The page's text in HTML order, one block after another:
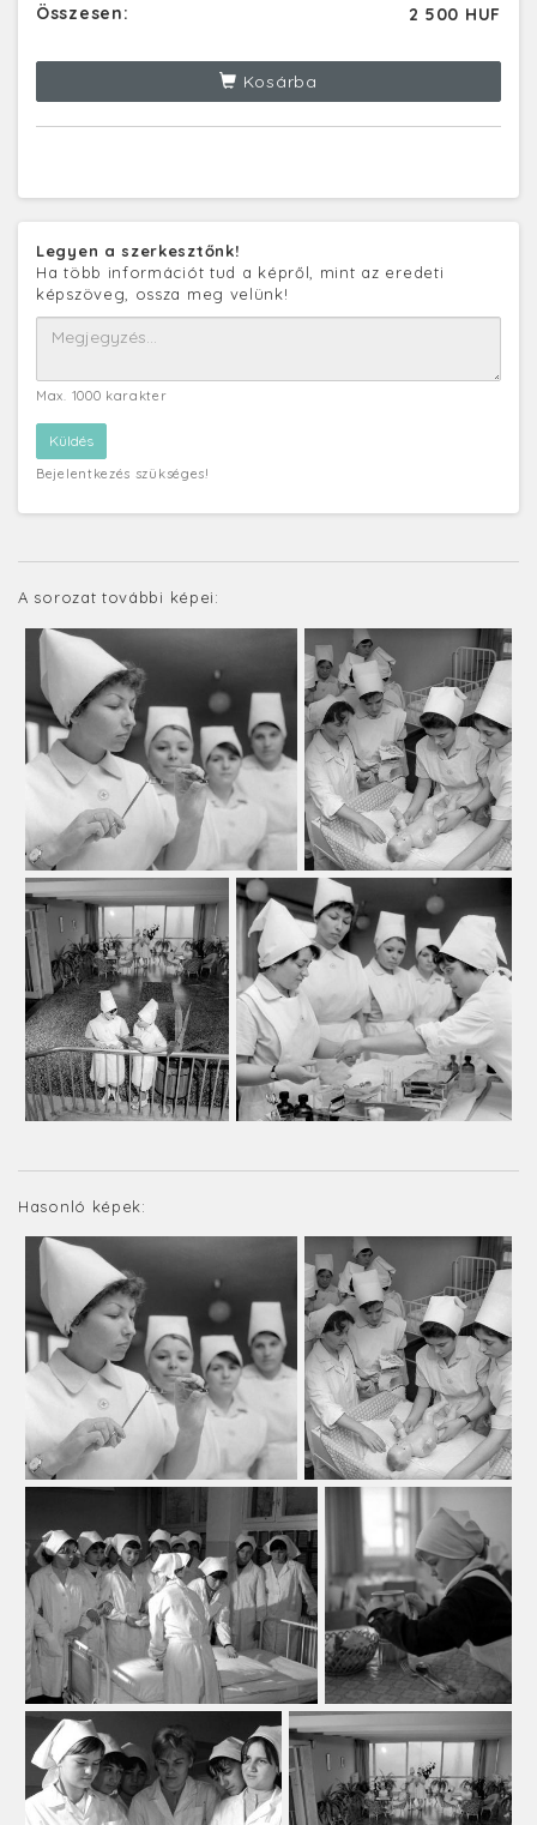
Összesen: 2 500 HUF
Kosárba
Legyen a szerkesztőnk!
Ha több információt tud a képről, mint az eredeti
képszöveg, ossza meg velünk!
Max. 1000 karakter
Bejelentkezés szükséges!
A sorozat további képei:
Hasonló képek: